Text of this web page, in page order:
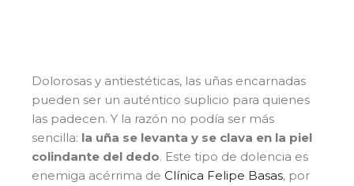
Dolorosas y antiestéticas, las uñas encarnadas
pueden ser un auténtico suplicio para quienes
las padecen. Y la razón no podía ser más
sencilla: la uña se levanta y se clava en la piel
colindante del dedo. Este tipo de dolencia es
enemiga acérrima de Clínica Felipe Basas, por